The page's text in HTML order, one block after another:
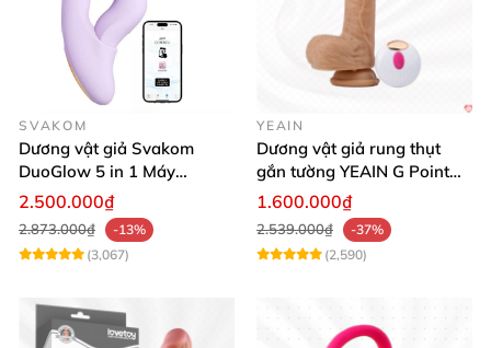
SVAKOM
Dương vật giả Svakom
DuoGlow 5 in 1 Máy
Massage Điểm G & Âm Vật
Điều Khiển App
2.500.000₫
2.873.000₫
-13%
(3,067)
YEAIN
Dương vật giả rung thụt
gắn tường YEAIN G Point
siêu thực điều khiển từ xa
1.600.000₫
2.539.000₫
-37%
(2,590)